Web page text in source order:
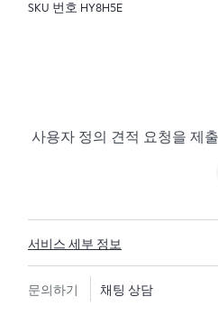
HPE Tech Care 서비스는 고객
해 도움을 받을 수 있습니다.
보유한 전문 기술 리소스에
지 않도록 합니다.
HPE Tech Care 서비스는 지원
안에 대한 일반 기술 안내를
SKU 번호 HY8H5E
사용자 정의 견적 요청을 제
서비스 세부 정보
문의하기 채팅 상담